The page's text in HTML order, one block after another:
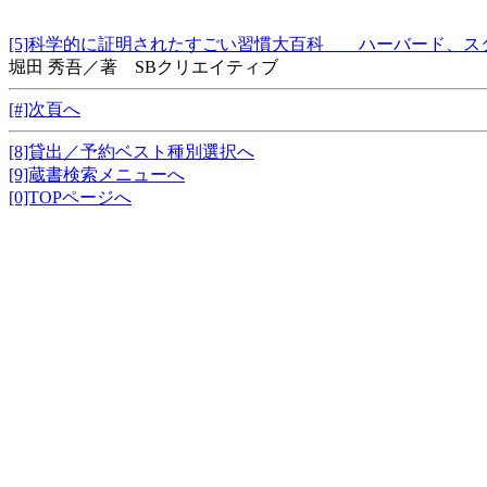
[5]科学的に証明されたすごい習慣大百科 ハーバード、
堀田 秀吾／著 SBクリエイティブ
[#]次頁へ
[8]貸出／予約ベスト種別選択へ
[9]蔵書検索メニューへ
[0]TOPページへ